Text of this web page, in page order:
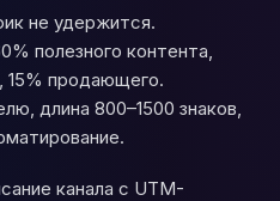
не удержится.
полезного контента,
15% продающего.
длина 800–1500 знаков,
канала с UTM-